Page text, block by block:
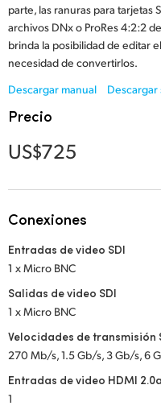
Mexico
Malaysia
Netherlands
Singapore
España
Sweden
parte, las ranuras para tarjetas
archivos DNx o ProRes 4:2:2
brinda la posibilidad de editar
necesidad de convertirlos.
Descargar manual
Precio
US$725
Conexiones
Entradas de video SDI
1 x Micro BNC
Salidas de video SDI
1 x Micro BNC
Velocidades de transmisión
270 Mb/s, 1.5 Gb/s, 3 Gb/s, 6
Entradas de video HDMI 2.0a
1